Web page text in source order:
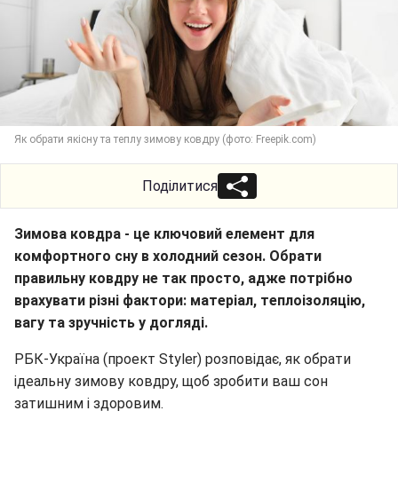
Як обрати якісну та теплу зимову ковдру (фото: Freepik.com)
Поділитися
Зимова ковдра - це ключовий елемент для
комфортного сну в холодний сезон. Обрати
правильну ковдру не так просто, адже потрібно
врахувати різні фактори: матеріал, теплоізоляцію,
вагу та зручність у догляді.
РБК-Україна (проект Styler) розповідає, як обрати
ідеальну зимову ковдру, щоб зробити ваш сон
затишним і здоровим.